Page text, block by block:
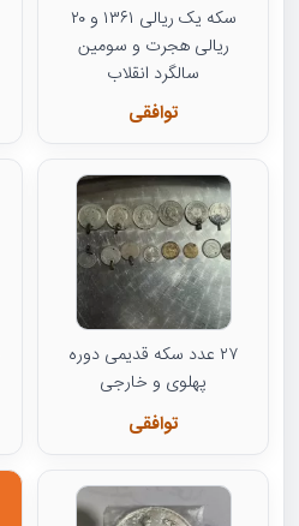
سکه یک ریالی ۱۳۶۱ و ۲۰
ریالی هجرت و سومین
سالگرد انقلاب
توافقی
۲۷ عدد سکه قدیمی دوره
پهلوی و خارجی
توافقی